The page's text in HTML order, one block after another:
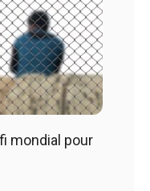
mondial pour